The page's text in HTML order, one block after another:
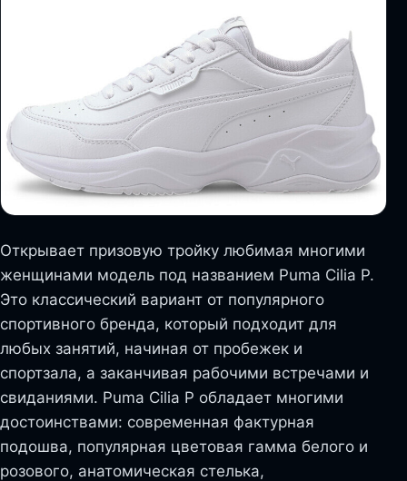
Открывает призовую тройку любимая многими
женщинами модель под названием Puma Cilia Р.
Это классический вариант от популярного
спортивного бренда, который подходит для
любых занятий, начиная от пробежек и
спортзала, а заканчивая рабочими встречами и
свиданиями. Puma Cilia Р обладает многими
достоинствами: современная фактурная
подошва, популярная цветовая гамма белого и
розового, анатомическая стелька,